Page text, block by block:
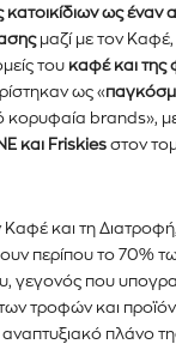
στο
και
πρώτοι
εισάγετε τη
κλικ στο κουμπί
ως έναν
μαζί με τον Καφέ,
του καφέ και της
ως «
κορυφαία brands»,
και Friskies στον
και τη Διατροφή,
περίπου το 70%
γεγονός που
τροφών και
πλάνο